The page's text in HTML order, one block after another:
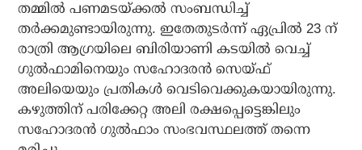
തമ്മില്‍ പണമടയ്ക്കല്‍ സംബന്ധിച്ച്
തര്‍ക്കമുണ്ടായിരുന്നു. ഇതേതുടര്‍ന്ന് ഏപ്രില്‍ 23 ന്
രാത്രി ആഗ്രയിലെ ബിരിയാണി കടയില്‍ വെച്ച്
ഗുല്‍ഫാമിനെയും സഹോദരന്‍ സെയ്ഫ്
അലിയെയും പ്രതികള്‍ വെടിവെക്കുകയായിരുന്നു.
കഴുത്തിന് പരിക്കേറ്റ അലി രക്ഷപ്പെട്ടെങ്കിലും
സഹോദരന്‍ ഗുല്‍ഫാം സംഭവസ്ഥലത്ത് തന്നെ